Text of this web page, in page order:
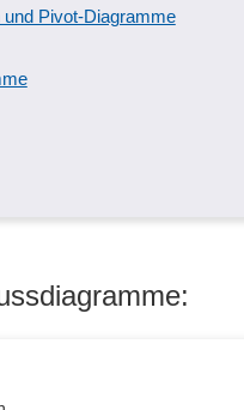
und Pivot-Diagramme